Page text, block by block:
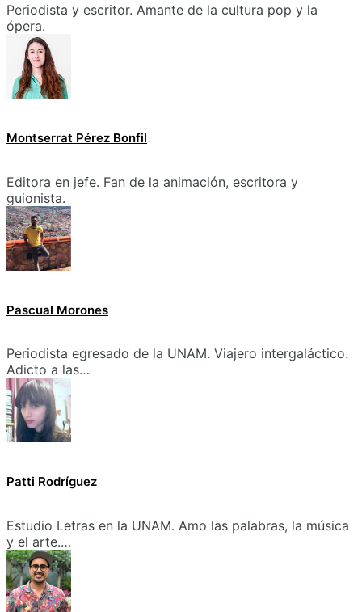
Periodista y escritor. Amante de la cultura pop y la
ópera.
Montserrat Pérez Bonfil
Editora en jefe. Fan de la animación, escritora y
guionista.
Pascual Morones
Periodista egresado de la UNAM. Viajero intergaláctico.
Adicto a las…
Patti Rodríguez
Estudio Letras en la UNAM. Amo las palabras, la música
y el arte.…